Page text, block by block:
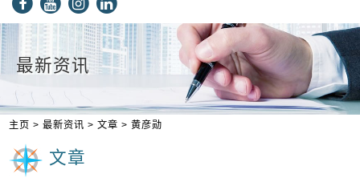
最新资讯
主页 >最新资讯 >文章 >黄彦勋
文章